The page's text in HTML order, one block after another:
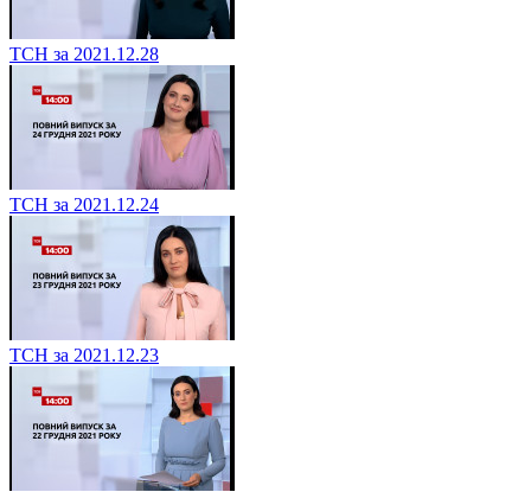
ТСН за 2021.12.28
ТСН за 2021.12.24
ТСН за 2021.12.23